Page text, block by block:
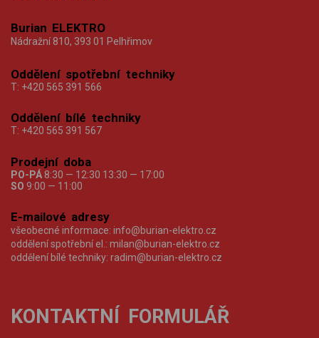
Burian ELEKTRO
Nádražní 810, 393 01 Pelhřimov
Oddělení spotřební techniky
T: +420 565 391 566
Oddělení bílé techniky
T: +420 565 391 567
Prodejní doba
PO-PÁ 8:30 — 12:30 13:30 — 17:00
SO 9:00 — 11:00
E-mailové adresy
všeobecné informace: info@burian-elektro.cz
oddělení spotřební el.: milan@burian-elektro.cz
oddělení bílé techniky: radim@burian-elektro.cz
KONTAKTNÍ FORMULÁŘ